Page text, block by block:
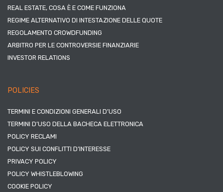
REAL ESTATE, COSA È E COME FUNZIONA
REGIME ALTERNATIVO DI INTESTAZIONE DELLE QUOTE
REGOLAMENTO CROWDFUNDING
ARBITRO PER LE CONTROVERSIE FINANZIARIE
INVESTOR RELATIONS
POLICIES
TERMINI E CONDIZIONI GENERALI D’USO
TERMINI D’USO DELLA BACHECA ELETTRONICA
POLICY RECLAMI
POLICY SUI CONFLITTI D’INTERESSE
PRIVACY POLICY
POLICY WHISTLEBLOWING
COOKIE POLICY